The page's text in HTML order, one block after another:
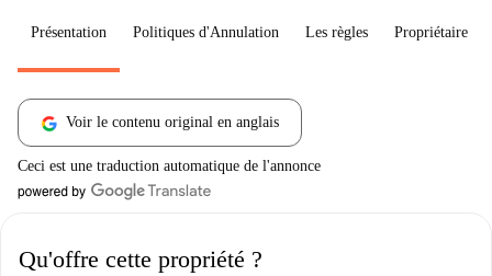
Présentation Politiques d'Annulation Les règles Propriétaire
Voir le contenu original en anglais
Ceci est une traduction automatique de l'annonce
Qu'offre cette propriété ?